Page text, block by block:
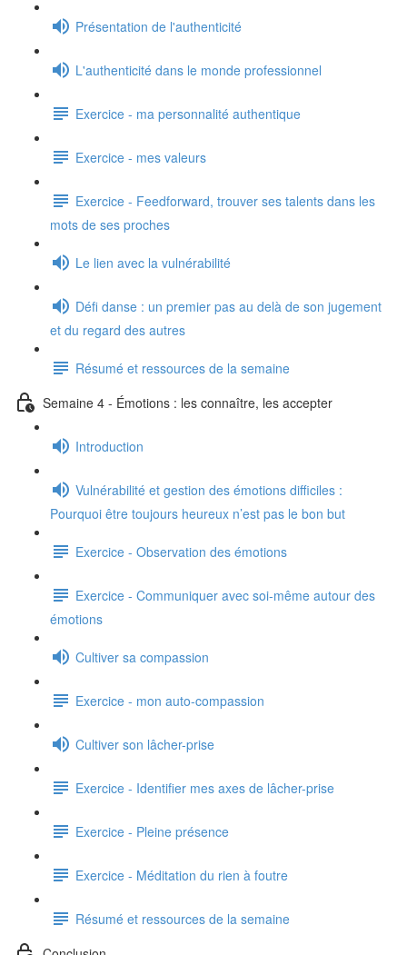
Présentation de l'authenticité
L'authenticité dans le monde professionnel
Exercice - ma personnalité authentique
Exercice - mes valeurs
Exercice - Feedforward, trouver ses talents dans les
mots de ses proches
Le lien avec la vulnérabilité
Défi danse : un premier pas au delà de son jugement
et du regard des autres
Résumé et ressources de la semaine
Semaine 4 - Émotions : les connaître, les accepter
Introduction
Vulnérabilité et gestion des émotions difficiles :
Pourquoi être toujours heureux n’est pas le bon but
Exercice - Observation des émotions
Exercice - Communiquer avec soi-même autour des
émotions
Cultiver sa compassion
Exercice - mon auto-compassion
Cultiver son lâcher-prise
Exercice - Identifier mes axes de lâcher-prise
Exercice - Pleine présence
Exercice - Méditation du rien à foutre
Résumé et ressources de la semaine